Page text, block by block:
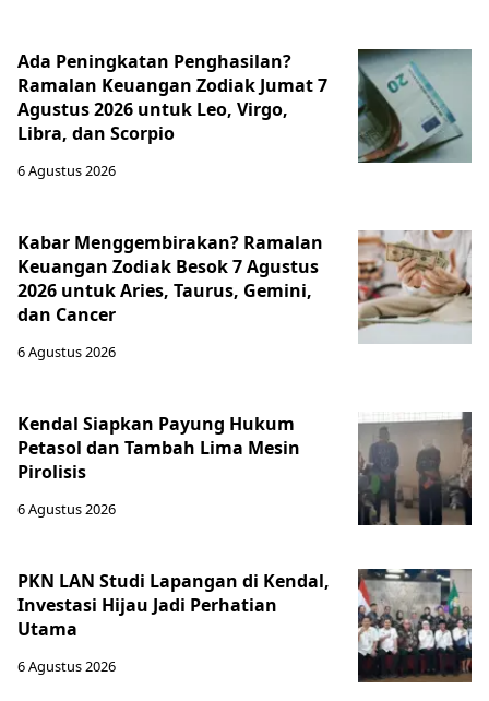
Ada Peningkatan Penghasilan?
Ramalan Keuangan Zodiak Jumat 7
Agustus 2026 untuk Leo, Virgo,
Libra, dan Scorpio
6 Agustus 2026
Kabar Menggembirakan? Ramalan
Keuangan Zodiak Besok 7 Agustus
2026 untuk Aries, Taurus, Gemini,
dan Cancer
6 Agustus 2026
Kendal Siapkan Payung Hukum
Petasol dan Tambah Lima Mesin
Pirolisis
6 Agustus 2026
PKN LAN Studi Lapangan di Kendal,
Investasi Hijau Jadi Perhatian
Utama
6 Agustus 2026